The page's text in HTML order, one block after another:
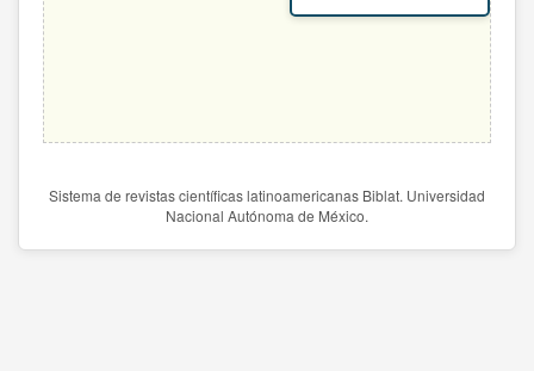
Sistema de revistas científicas latinoamericanas Biblat. Universidad
Nacional Autónoma de México.